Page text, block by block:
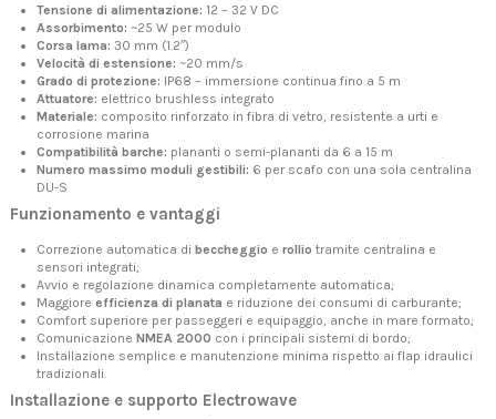
Tensione di alimentazione: 12 – 32 V DC
Assorbimento: ~25 W per modulo
Corsa lama: 30 mm (1.2″)
Velocità di estensione: ~20 mm/s
Grado di protezione: IP68 – immersione continua fino a 5 m
Attuatore: elettrico brushless integrato
Materiale: composito rinforzato in fibra di vetro, resistente a urti e
corrosione marina
Compatibilità barche: plananti o semi-plananti da 6 a 15 m
Numero massimo moduli gestibili: 6 per scafo con una sola centralina
DU-S
Funzionamento e vantaggi
Correzione automatica di beccheggio e rollio tramite centralina e
sensori integrati;
Avvio e regolazione dinamica completamente automatica;
Maggiore efficienza di planata e riduzione dei consumi di carburante;
Comfort superiore per passeggeri e equipaggio, anche in mare formato;
Comunicazione NMEA 2000 con i principali sistemi di bordo;
Installazione semplice e manutenzione minima rispetto ai flap idraulici
tradizionali.
Installazione e supporto Electrowave